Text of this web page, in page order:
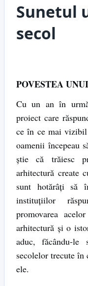
Sunetul
secol
POVESTEA
Cu un an în
proiect care
ce în ce mai
oamenii începeau
ştie că trăiesc
arhitectură create
sunt hotărâţi să
instituţiilor
promovarea
arhitectură şi o
aduc, făcându-
secolelor trecute în
ele.